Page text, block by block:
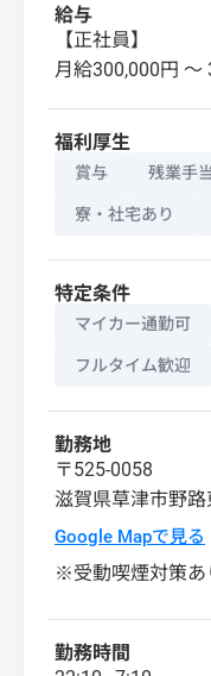
給与
【正社員】
月給300,000円 〜
福利厚生
賞与 残業手
寮・社宅あり
特定条件
マイカー通勤可
フルタイム歓迎
勤務地
〒525-0058
滋賀県草津市野路
Google Mapで見る
※受動喫煙対策あ
勤務時間